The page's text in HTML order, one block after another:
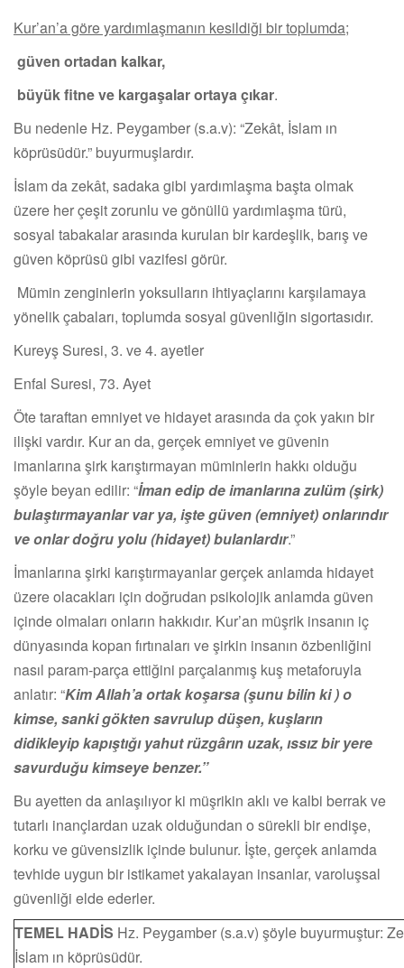
Kur’an’a göre yardımlaşmanın kesildiği bir toplumda;
güven ortadan kalkar,
büyük fitne ve kargaşalar ortaya çıkar.
Bu nedenle Hz. Peygamber (s.a.v): “Zekât, İslam ın
köprüsüdür.” buyurmuşlardır.
İslam da zekât, sadaka gibi yardımlaşma başta olmak
üzere her çeşit zorunlu ve gönüllü yardımlaşma türü,
sosyal tabakalar arasında kurulan bir kardeşlik, barış ve
güven köprüsü gibi vazifesi görür.
Mümin zenginlerin yoksulların ihtiyaçlarını karşılamaya
yönelik çabaları, toplumda sosyal güvenliğin sigortasıdır.
Kureyş Suresi, 3. ve 4. ayetler
Enfal Suresi, 73. Ayet
Öte taraftan emniyet ve hidayet arasında da çok yakın bir
ilişki vardır. Kur an da, gerçek emniyet ve güvenin
imanlarına şirk karıştırmayan müminlerin hakkı olduğu
şöyle beyan edilir: “İman edip de imanlarına zulüm (şirk)
bulaştırmayanlar var ya, işte güven (emniyet) onlarındır
ve onlar doğru yolu (hidayet) bulanlardır.”
İmanlarına şirki karıştırmayanlar gerçek anlamda hidayet
üzere olacakları için doğrudan psikolojik anlamda güven
içinde olmaları onların hakkıdır. Kur’an müşrik insanın iç
dünyasında kopan fırtınaları ve şirkin insanın özbenliğini
nasıl param-parça ettiğini parçalanmış kuş metaforuyla
anlatır: “Kim Allah’a ortak koşarsa (şunu bilin ki ) o
kimse, sanki gökten savrulup düşen, kuşların
didikleyip kapıştığı yahut rüzgârın uzak, ıssız bir yere
savurduğu kimseye benzer.”
Bu ayetten da anlaşılıyor ki müşrikin aklı ve kalbi berrak ve
tutarlı inançlardan uzak olduğundan o sürekli bir endişe,
korku ve güvensizlik içinde bulunur. İşte, gerçek anlamda
tevhide uygun bir istikamet yakalayan insanlar, varoluşsal
güvenliği elde ederler.
TEMEL HADİS Hz. Peygamber (s.a.v) şöyle buyurmuştur:
İslam ın köprüsüdür.